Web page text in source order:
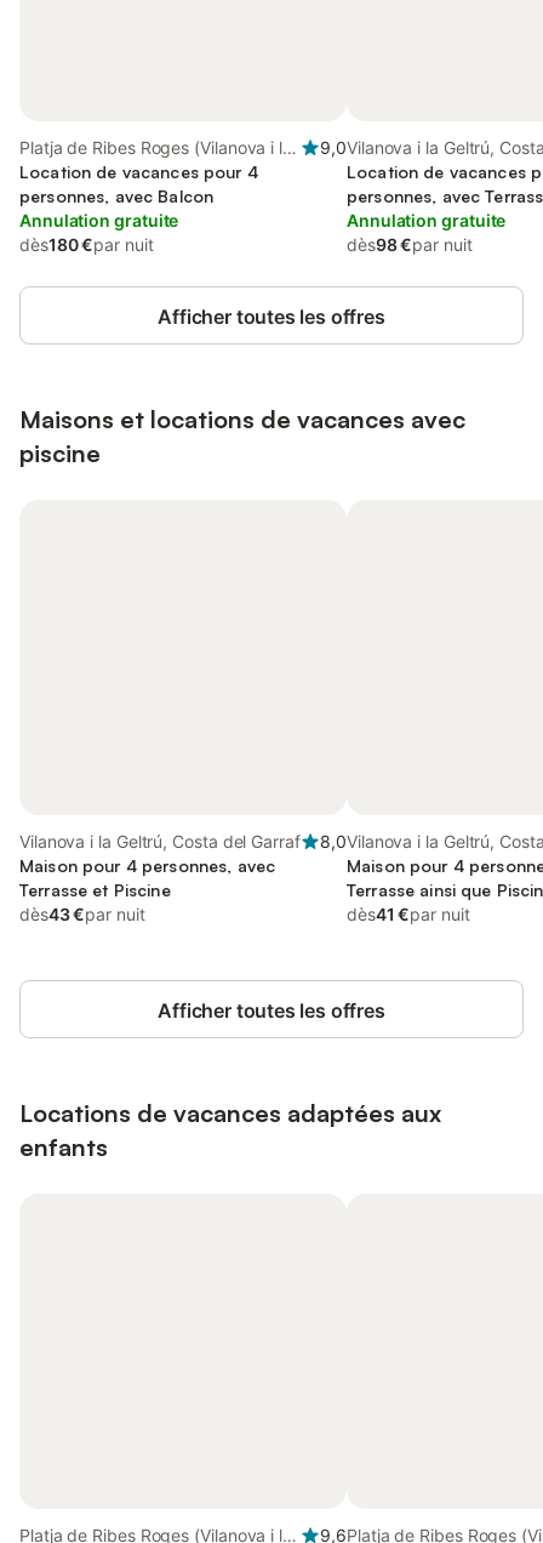
Platja de Ribes Roges (Vilanova i la
Geltrú), Vilanova i la Geltrú
9,0
Location de vacances pour 4
personnes, avec Balcon
Annulation gratuite
dès180 €par nuit
Vilanova i la Geltrú,
Location de vacances
personnes, avec
Annulation gratuite
dès98 €par nuit
Afficher toutes les offres
Maisons et locations de vacances avec
piscine
Vilanova i la Geltrú, Costa del Garraf
8,0
Maison pour 4 personnes, avec
Terrasse et Piscine
dès43 €par nuit
Vilanova i la Geltrú,
Maison pour 4
Terrasse ainsi que
dès41 €par nuit
Afficher toutes les offres
Locations de vacances adaptées aux
enfants
Platja de Ribes Roges (Vilanova i la 9,6Platja de Ribes Roges